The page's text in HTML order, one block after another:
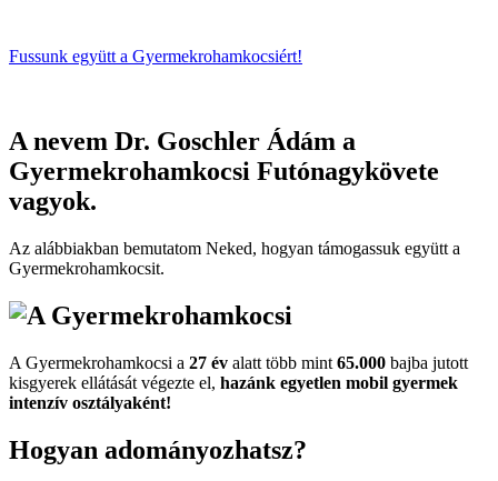
Fussunk együtt a Gyermekrohamkocsiért!
A nevem Dr. Goschler Ádám a
Gyermekrohamkocsi Futónagykövete
vagyok.
Az alábbiakban bemutatom Neked, hogyan támogassuk együtt a
Gyermekroham­kocsit.
A Gyermekrohamkocsi a 27 év alatt több mint 65.000 bajba jutott
kisgyerek ellátását végezte el, hazánk egyetlen mobil gyermek
intenzív osztályaként!
Hogyan adományozhatsz?